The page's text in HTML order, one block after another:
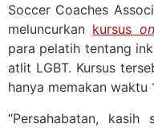
Soccer Coaches
meluncurkan kursus
para pelatih tentang
atlit LGBT. Kursus
hanya memakan waktu
“Persahabatan,